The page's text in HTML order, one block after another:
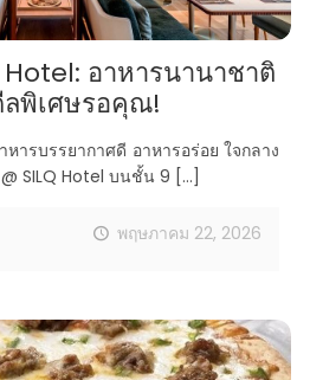
อาหารนานาชาติ
พิเศษรอคุณ!
ารบรรยากาศดี อาหารอร่อย ใจกลาง
SILQ Hotel บนชั้น 9 […]
พฤษภาคม 22, 2026